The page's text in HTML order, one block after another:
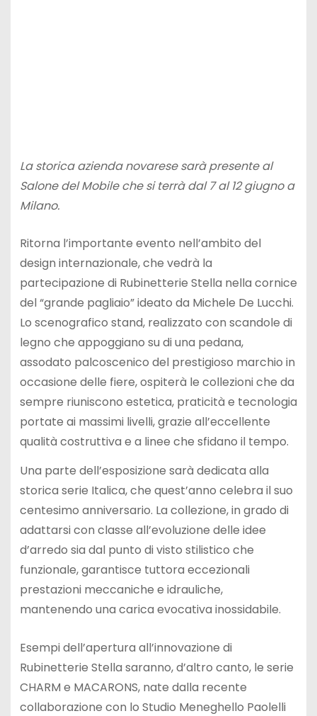
La storica azienda novarese sarà presente al
Salone del Mobile che si terrà dal 7 al 12 giugno a
Milano.
Ritorna l’importante evento nell’ambito del
design internazionale, che vedrà la
partecipazione di Rubinetterie Stella nella cornice
del “grande pagliaio” ideato da Michele De Lucchi.
Lo scenografico stand, realizzato con scandole di
legno che appoggiano su di una pedana,
assodato palcoscenico del prestigioso marchio in
occasione delle fiere, ospiterà le collezioni che da
sempre riuniscono estetica, praticità e tecnologia
portate ai massimi livelli, grazie all’eccellente
qualità costruttiva e a linee che sfidano il tempo.
Una parte dell’esposizione sarà dedicata alla
storica serie Italica, che quest’anno celebra il suo
centesimo anniversario. La collezione, in grado di
adattarsi con classe all’evoluzione delle idee
d’arredo sia dal punto di visto stilistico che
funzionale, garantisce tuttora eccezionali
prestazioni meccaniche e idrauliche,
mantenendo una carica evocativa inossidabile.
Esempi dell’apertura all’innovazione di
Rubinetterie Stella saranno, d’altro canto, le serie
CHARM e MACARONS, nate dalla recente
collaborazione con lo Studio Meneghello Paolelli